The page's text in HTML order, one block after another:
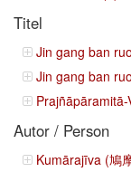
Titel
Jin gang ban
Jin gang ban
Autor / Person
Kumārajīva (鳩